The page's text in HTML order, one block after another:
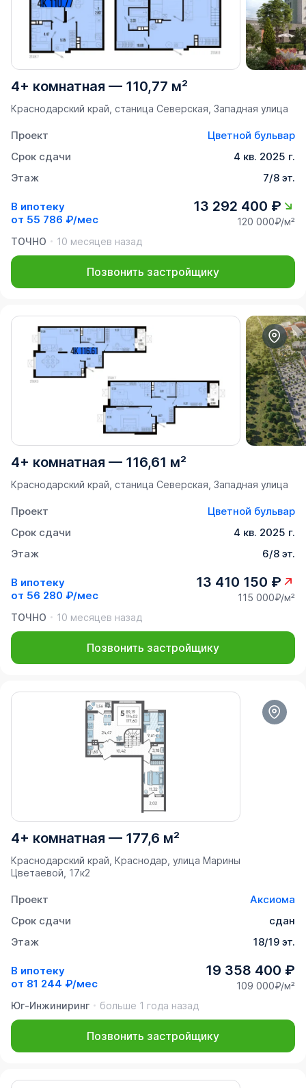
4+ комнатная — 110,77 м²
Краснодарский край, станица Северская, Западная улица
Проект
Цветной бульвар
Срок сдачи
4 кв. 2025 г.
Этаж
7/8 эт.
В ипотеку
от 55 786 ₽/мес
13 292 400 ₽
120 000₽/м²
ТОЧНО
10 месяцев назад
Позвонить застройщику
4+ комнатная — 116,61 м²
Краснодарский край, станица Северская, Западная улица
Проект
Цветной бульвар
Срок сдачи
4 кв. 2025 г.
Этаж
6/8 эт.
В ипотеку
от 56 280 ₽/мес
13 410 150 ₽
115 000₽/м²
ТОЧНО
10 месяцев назад
Позвонить застройщику
4+ комнатная — 177,6 м²
Краснодарский край, Краснодар, улица Марины
Цветаевой, 17к2
Проект
Аксиома
Срок сдачи
сдан
Этаж
18/19 эт.
В ипотеку
от 81 244 ₽/мес
19 358 400 ₽
109 000₽/м²
Юг-Инжиниринг
больше 1 года назад
Позвонить застройщику